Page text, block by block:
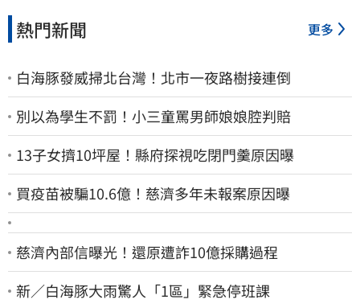
熱門新聞 更多
白海豚發威掃北台灣！北市一夜路樹接連倒
別以為學生不罰！小三童罵男師娘娘腔判賠
13子女擠10坪屋！縣府探視吃閉門羹原因曝
買疫苗被騙10.6億！慈濟多年未報案原因曝
慈濟內部信曝光！還原遭詐10億採購過程
新／白海豚大雨驚人「1區」緊急停班課